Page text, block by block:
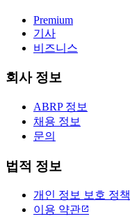
Premium
기사
비즈니스
회사 정보
ABRP 정보
채용 정보
문의
법적 정보
개인 정보 보호 정책
이용 약관